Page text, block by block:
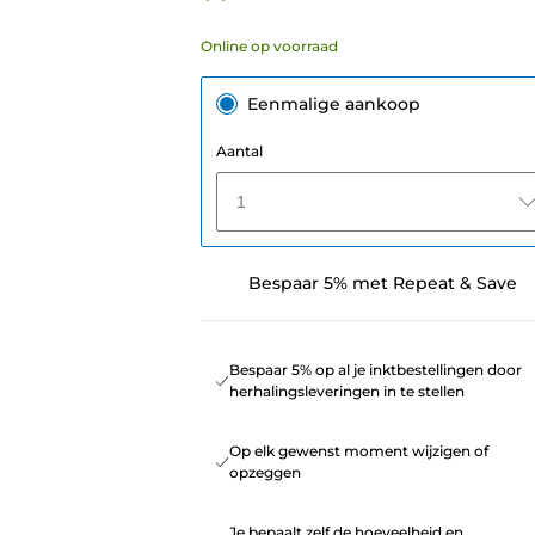
Online op voorraad
Eenmalige aankoop
Aantal
1
Bespaar 5% met Repeat & Save
Bespaar 5% op al je inktbestellingen door
herhalingsleveringen in te stellen
Op elk gewenst moment wijzigen of
opzeggen